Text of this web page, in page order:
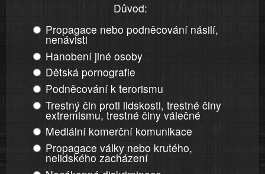
Důvod:
Propagace nebo podněcování násilí,
nenávisti
Hanobení jiné osoby
Dětská pornografie
Podněcování k terorismu
Trestný čin proti lidskosti, trestné činy
extremismu, trestné činy válečné
Mediální komerční komunikace
Propagace války nebo krutého,
nelidského zacházení